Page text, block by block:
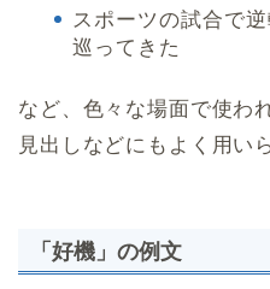
スポーツの試合で
巡ってきた
など、色々な場面で使わ
見出しなどにもよく用い
「好機」の例文